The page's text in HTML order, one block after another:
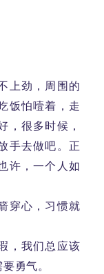
上劲，周围的
饭怕噎着，走
，很多时候，
手去做吧。正
许，一个人如
穿心，习惯就
，我们总应该
勇气。